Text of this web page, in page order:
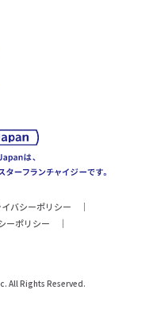
バシーポリシー
ーポリシー
All Rights Reserved.